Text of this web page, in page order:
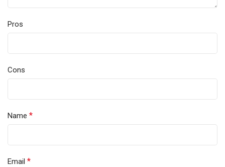
Pros
Cons
Name *
Email *